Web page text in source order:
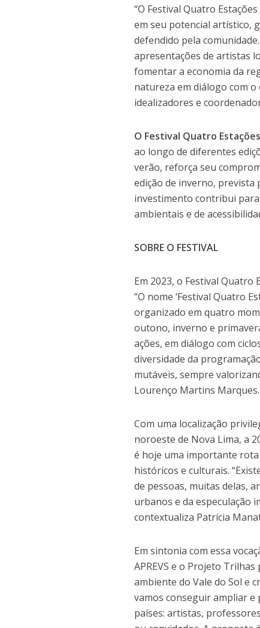
“O Festival Quatro
em seu potencial artístico,
defendido pela
apresentações de artistas
fomentar a economia da
natureza em diálogo com
idealizadores e
O Festival Quatro
ao longo de diferentes
verão, reforça seu
edição de inverno, prevista
investimento contribui
ambientais e de
SOBRE O FESTIVAL
Em 2023, o Festival Quatro
“O nome ‘Festival Quatro
organizado em quatro
outono, inverno e
ações, em diálogo com
diversidade da
mutáveis, sempre
Lourenço Martins Marques.
Com uma localização
noroeste de Nova Lima, a
é hoje uma importante
históricos e culturais.
de pessoas, muitas delas,
urbanos e da especulação
contextualiza Patrícia
Em sintonia com essa
APREVS e o Projeto
ambiente do Vale do Sol e
vamos conseguir ampliar
países: artistas,